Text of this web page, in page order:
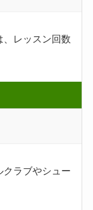
、レッスン回数
クラブやシュー